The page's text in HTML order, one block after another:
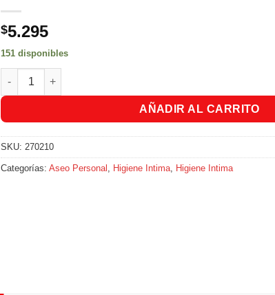
$5.295
151 disponibles
Toallas Higienicas Stayfree Ultradelgada X12 Und. cantidad
AÑADIR AL CARRITO
SKU:270210
Categorías:Aseo Personal , Higiene Intima, Higiene Intima